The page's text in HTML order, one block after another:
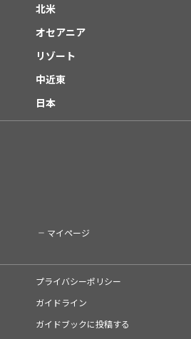
北米
オセアニア
リゾート
中近東
日本
マイページ
プライバシーポリシー
ガイドライン
ガイドブックに投稿する